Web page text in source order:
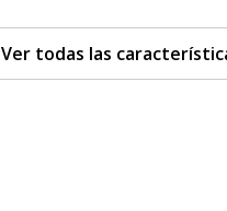
Tipo
Ver todas las